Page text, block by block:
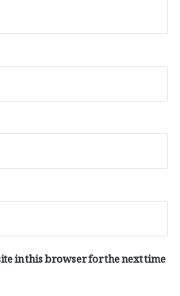
in this browser for the next time